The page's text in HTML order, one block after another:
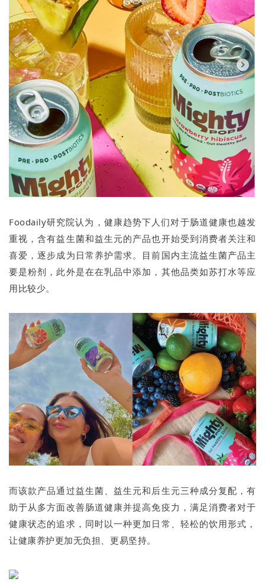
Foodaily研究院认为，健康趋势下人们对于肠道健康也越发
重视，含有益生菌和益生元的产品也开始受到消费者关注和
喜爱，逐步成为日常养护需求。目前国内主流益生菌产品主
要是粉剂，此外是在在乳品中添加，其他品类如苏打水等应
用比较少。
而该款产品通过益生菌、益生元和后生元三种成分复配，有
助于从多方面改善肠道健康并提高免疫力，满足消费者对于
健康状态的追求，同时以一种更加日常、轻松的饮用形式，
让健康养护更加无负担、更易坚持。